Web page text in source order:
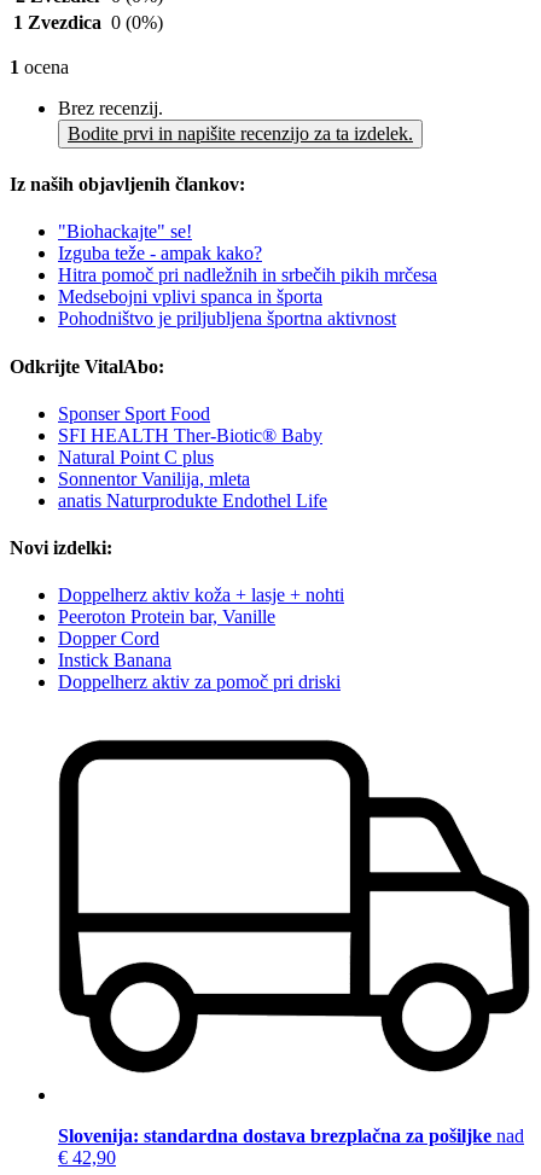
1 Zvezdica 0 (0%)
1 ocena
Brez recenzij.
Bodite prvi in napišite recenzijo za ta izdelek.
Iz naših objavljenih člankov:
"Biohackajte" se!
Izguba teže - ampak kako?
Hitra pomoč pri nadležnih in srbečih pikih mrčesa
Medsebojni vplivi spanca in športa
Pohodništvo je priljubljena športna aktivnost
Odkrijte VitalAbo:
Sponser Sport Food
SFI HEALTH Ther-Biotic® Baby
Natural Point C plus
Sonnentor Vanilija, mleta
anatis Naturprodukte Endothel Life
Novi izdelki:
Doppelherz aktiv koža + lasje + nohti
Peeroton Protein bar, Vanille
Dopper Cord
Instick Banana
Doppelherz aktiv za pomoč pri driski
Slovenija: standardna dostava brezplačna za pošiljke nad
€ 42,90